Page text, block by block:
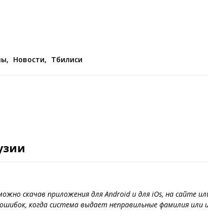
, Новости, Тбилиси
скачав приложения для Android и для iOs, на сайте
когда система выдает неправильные фамилия